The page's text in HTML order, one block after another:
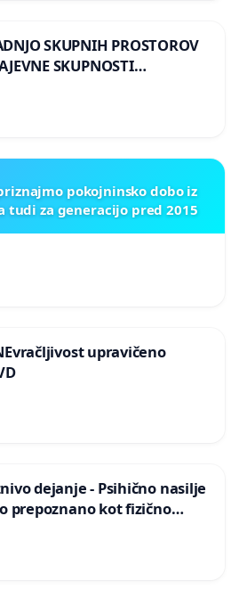
SKUPNIH PROSTOROV
SKUPNOSTI
pokojninsko dobo iz
tudi za generacijo pred 2015
upravičeno
dejanje - Psihično nasilje
prepoznano kot fizično